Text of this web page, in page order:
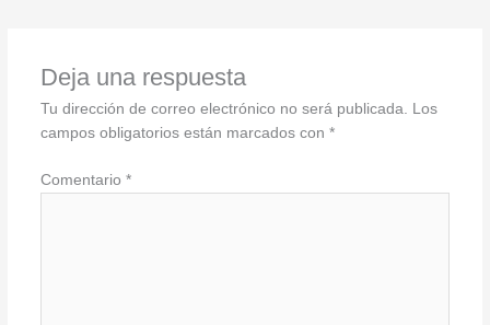
Deja una respuesta
Tu dirección de correo electrónico no será publicada. Los
campos obligatorios están marcados con *
Comentario *